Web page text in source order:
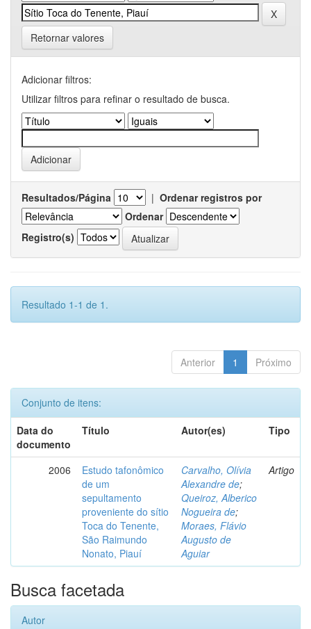
Retornar valores
Adicionar filtros:
Utilizar filtros para refinar o resultado de busca.
Resultados/Página | Ordenar registros por
Ordenar
Registro(s)
Resultado 1-1 de 1.
Anterior 1 Próximo
Conjunto de itens:
Data do
documento
Título Autor(es) Tipo
2006
Estudo tafonômico
de um
sepultamento
proveniente do sítio
Toca do Tenente,
São Raimundo
Nonato, Piauí
Carvalho, Olívia
Alexandre de;
Queiroz, Alberico
Nogueira de;
Moraes, Flávio
Augusto de
Aguiar
Artigo
Busca facetada
Autor